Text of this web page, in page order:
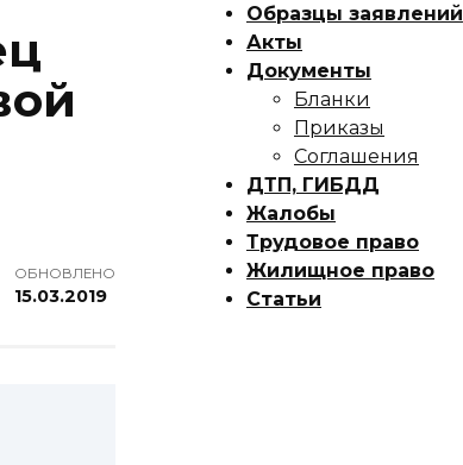
ОБНОВЛЕНО
15.03.2019
Образцы заявлений
Акты
Документы
Бланки
Приказы
Соглашения
ДТП, ГИБДД
Жалобы
Трудовое право
Жилищное право
Статьи